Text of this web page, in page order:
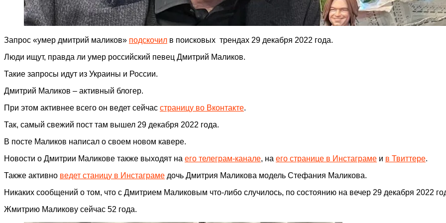
Запрос «умер дмитрий маликов» подскочил в поисковых трендах 29 декабря 2022 года.
Люди ищут, правда ли умер российский певец Дмитрий Маликов.
Такие запросы идут из Украины и России.
Дмитрий Маликов – активный блогер.
При этом активнее всего он ведет сейчас страницу во Вконтакте.
Так, самый свежий пост там вышел 29 декабря 2022 года.
В посте Маликов написал о своем новом кавере.
Новости о Дмитрии Маликове также выходят на его телеграм-канале, на его странице в Инстаграме и в Твиттере.
Также активно ведет станицу в Инстаграме дочь Дмитрия Маликова модель Стефания Маликова.
Никаких сообщений о том, что с Дмитрием Маликовым что-либо случилось, по состоянию на вечер 29 декабря 2022
Жмитрию Маликову сейчас 52 года.